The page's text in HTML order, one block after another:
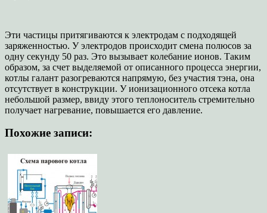
Эти частицы притягиваются к электродам с подходящей
заряженностью. У электродов происходит смена полюсов за
одну секунду 50 раз. Это вызывает колебание ионов. Таким
образом, за счет выделяемой от описанного процесса энергии,
котлы галант разогреваются напрямую, без участия тэна, она
отсутствует в конструкции. У ионизационного отсека котла
небольшой размер, ввиду этого теплоноситель стремительно
получает нагревание, повышается его давление.
Похожие записи: